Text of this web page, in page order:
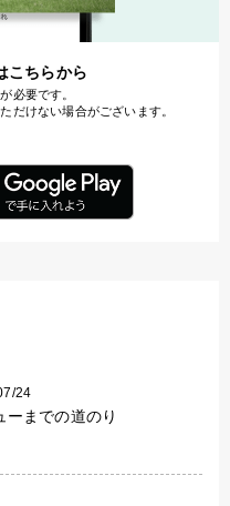
こちらから
必要です。
だけない場合がございます。
24
ーまでの道のり